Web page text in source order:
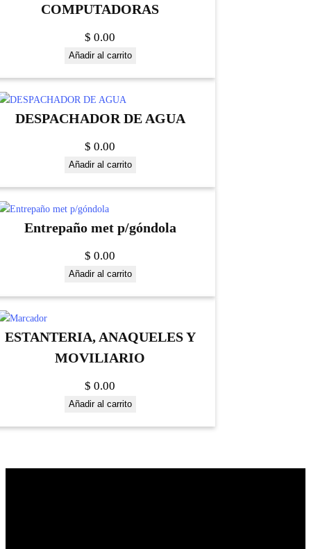
COMPUTADORAS
$ 0.00
Añadir al carrito
DESPACHADOR DE AGUA
$ 0.00
Añadir al carrito
Entrepaño met p/góndola
$ 0.00
Añadir al carrito
ESTANTERIA, ANAQUELES Y
MOVILIARIO
$ 0.00
Añadir al carrito